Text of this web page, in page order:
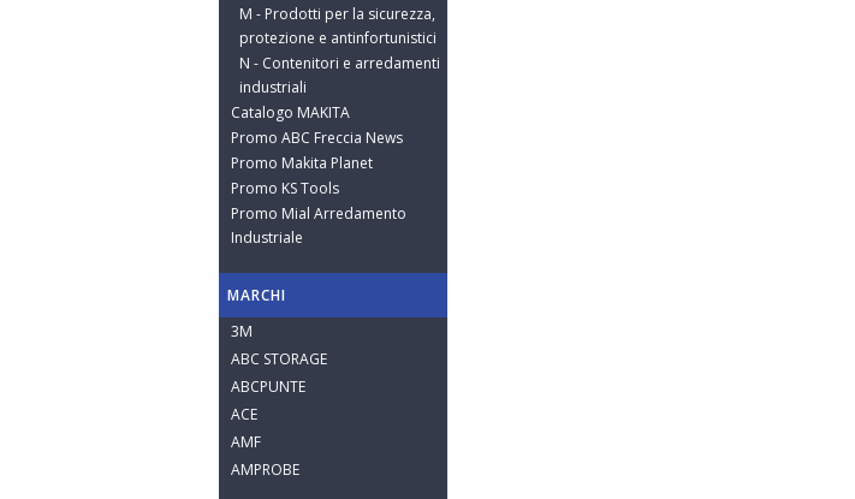
M - Prodotti per la sicurezza,
protezione e antinfortunistici
N - Contenitori e arredamenti
industriali
Catalogo MAKITA
Promo ABC Freccia News
Promo Makita Planet
Promo KS Tools
Promo Mial Arredamento
Industriale
MARCHI
3M
ABC STORAGE
ABCPUNTE
ACE
AMF
AMPROBE